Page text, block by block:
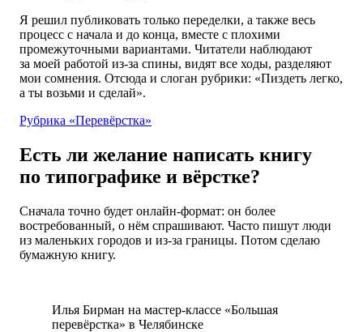
Я решил публиковать только переделки, а также весь
процесс с начала и до конца, вместе с плохими
промежуточными вариантами. Читатели наблюдают
за моей работой из-за спины, видят все ходы, разделяют
мои сомнения. Отсюда и слоган рубрики: «Пиздеть легко,
а ты возьми и сделай».
Рубрика «Перевёрстка»
Есть ли желание написать книгу
по типографике и вёрстке?
Сначала точно будет онлайн-формат: он более
востребованный, о нём спрашивают. Часто пишут люди
из маленьких городов и из-за границы. Потом сделаю
бумажную книгу.
Илья Бирман на мастер-классе «Большая
перевёрстка» в Челябинске